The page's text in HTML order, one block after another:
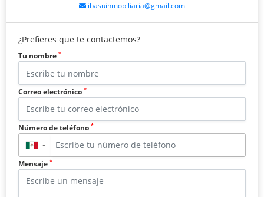
ibasuinmobiliaria@gmail.com
¿Prefieres que te contactemos?
Tu nombre *
Correo electrónico *
Número de teléfono *
▼
Mensaje *